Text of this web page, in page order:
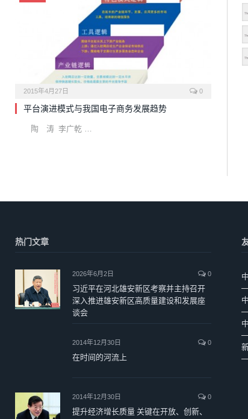
2015年4月27日 0
平台演进模式与我国电子商务发展趋势
陶 涛 李广乾 …
热门文章
2026年6月2日 0
习近平在河北雄安新区考察并主持召开
深入推进雄安新区高质量建设和发展座
谈会
2014年12月30日 0
在时间的河流上
2014年12月30日 0
提升经济增长质量 关键在开放、创新、